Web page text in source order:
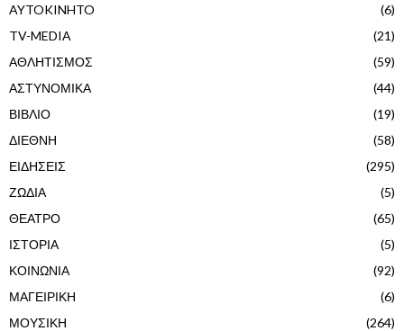
AYTOKINHTO
(6)
TV-MEDIA
(21)
ΑΘΛΗΤΙΣΜΟΣ
(59)
ΑΣΤΥΝΟΜΙΚΑ
(44)
ΒΙΒΛΙΟ
(19)
ΔΙΕΘΝΗ
(58)
ΕΙΔΗΣΕΙΣ
(295)
ΖΩΔΙΑ
(5)
ΘΕΑΤΡΟ
(65)
ΙΣΤΟΡΙΑ
(5)
ΚΟΙΝΩΝΙΑ
(92)
ΜΑΓΕΙΡΙΚΗ
(6)
ΜΟΥΣΙΚΗ
(264)